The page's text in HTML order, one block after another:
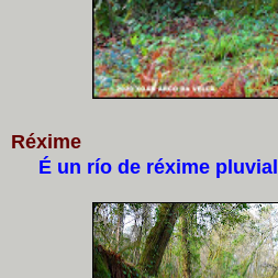
Réxime
É un río de réxime pluvial